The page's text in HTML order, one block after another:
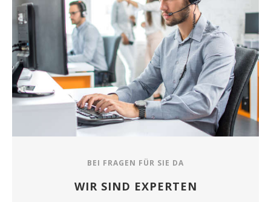
BEI FRAGEN FÜR SIE DA
WIR SIND EXPERTEN